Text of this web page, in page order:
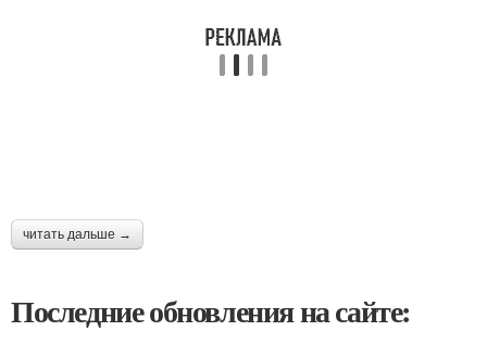
читать дальше →
Последние обновления на сайте: